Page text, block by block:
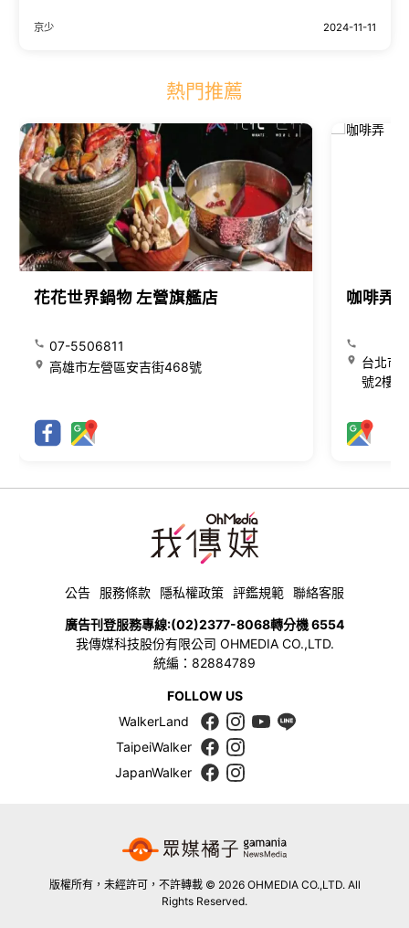
京少 2024-11-11
熱門推薦
花花世界鍋物 左營旗艦店
07-5506811
高雄市左營區安吉街468號
咖啡弄
台北市
號2樓
公告 服務條款 隱私權政策 評鑑規範 聯絡客服
廣告刊登服務專線:(02)2377-8068轉分機 6554
我傳媒科技股份有限公司 OHMEDIA CO.,LTD.
統編：82884789
FOLLOW US
WalkerLand
TaipeiWalker
JapanWalker
版權所有，未經許可，不許轉載 © 2026 OHMEDIA CO.,LTD. All
Rights Reserved.